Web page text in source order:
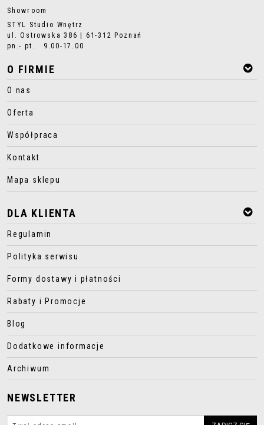
Showroom
STYL Studio Wnętrz
ul. Ostrowska 386 | 61-312 Poznań
pn.- pt. 9.00-17.00
O FIRMIE
O nas
Oferta
Współpraca
Kontakt
Mapa sklepu
DLA KLIENTA
Regulamin
Polityka serwisu
Formy dostawy i płatności
Rabaty i Promocje
Blog
Dodatkowe informacje
Archiwum
NEWSLETTER